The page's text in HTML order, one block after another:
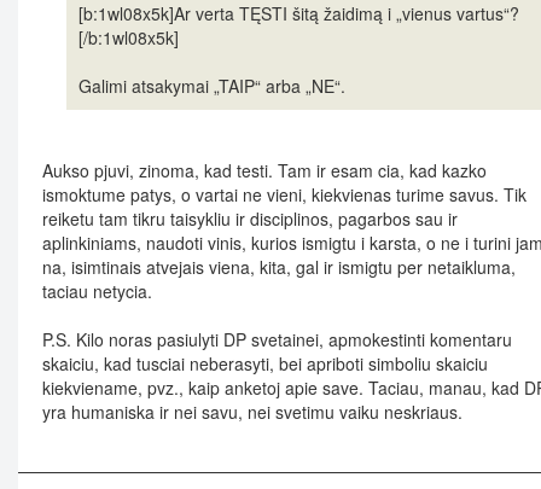
[b:1wl08x5k]Ar verta TĘSTI šitą žaidimą i „vienus vartus“?
[/b:1wl08x5k]
Galimi atsakymai „TAIP“ arba „NE“.
Aukso pjuvi, zinoma, kad testi. Tam ir esam cia, kad kazko
ismoktume patys, o vartai ne vieni, kiekvienas turime savus. Tik
reiketu tam tikru taisykliu ir disciplinos, pagarbos sau ir
aplinkiniams, naudoti vinis, kurios ismigtu i karsta, o ne i turini
na, isimtinais atvejais viena, kita, gal ir ismigtu per netaikluma,
taciau netycia.
P.S. Kilo noras pasiulyti DP svetainei, apmokestinti komentaru
skaiciu, kad tusciai neberasyti, bei apriboti simboliu skaiciu
kiekviename, pvz., kaip anketoj apie save. Taciau, manau, kad
yra humaniska ir nei savu, nei svetimu vaiku neskriaus.